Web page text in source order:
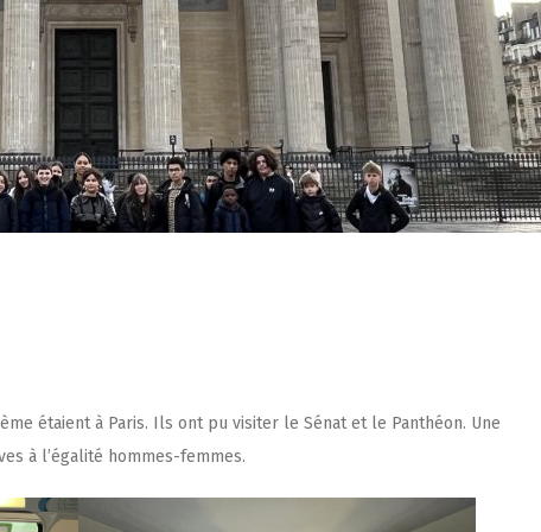
étaient à Paris. Ils ont pu visiter le Sénat et le Panthéon. Une
à l’égalité hommes-femmes.